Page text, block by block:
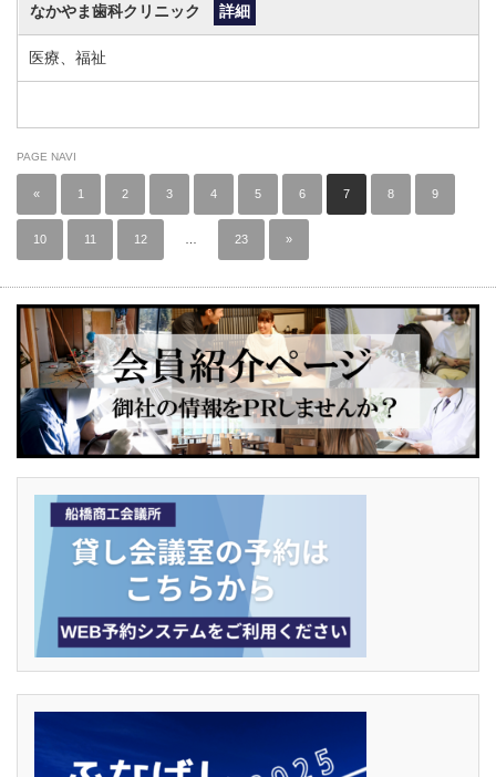
なかやま歯科クリニック 詳細
医療、福祉
PAGE NAVI
« 1 2 3 4 5 6 7 8 9
10 11 12 23 »